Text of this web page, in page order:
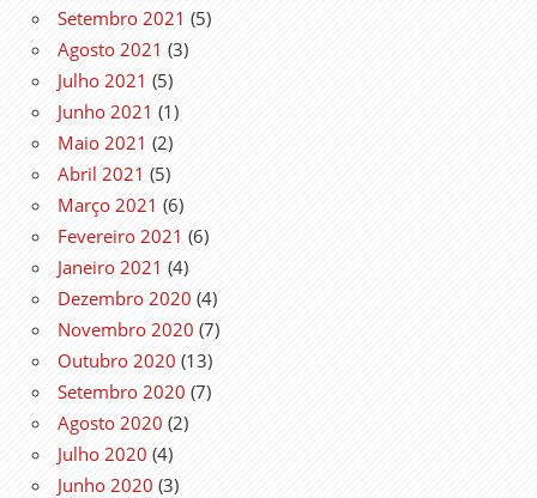
Setembro 2021 (5)
Agosto 2021 (3)
Julho 2021 (5)
Junho 2021 (1)
Maio 2021 (2)
Abril 2021 (5)
Março 2021 (6)
Fevereiro 2021 (6)
Janeiro 2021 (4)
Dezembro 2020 (4)
Novembro 2020 (7)
Outubro 2020 (13)
Setembro 2020 (7)
Agosto 2020 (2)
Julho 2020 (4)
Junho 2020 (3)